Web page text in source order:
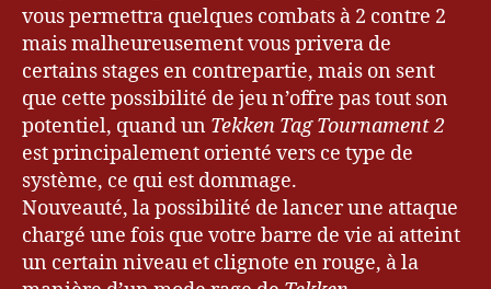
vous permettra quelques combats à 2 contre 2
mais malheureusement vous privera de
certains stages en contrepartie, mais on sent
que cette possibilité de jeu n’offre pas tout son
potentiel, quand un Tekken Tag Tournament 2
est principalement orienté vers ce type de
système, ce qui est dommage.
Nouveauté, la possibilité de lancer une attaque
chargé une fois que votre barre de vie ai atteint
un certain niveau et clignote en rouge, à la